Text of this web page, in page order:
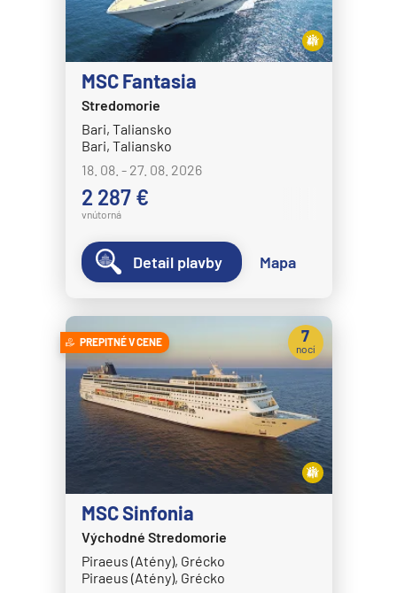
MSC Fantasia
Stredomorie
Bari, Taliansko
Bari, Taliansko
18. 08. - 27. 08. 2026
2 287 €
vnútorná
Detail plavby Mapa
PREPITNÉ V CENE
MSC Sinfonia
Východné Stredomorie
Piraeus (Atény), Grécko
Piraeus (Atény), Grécko
7
nocí